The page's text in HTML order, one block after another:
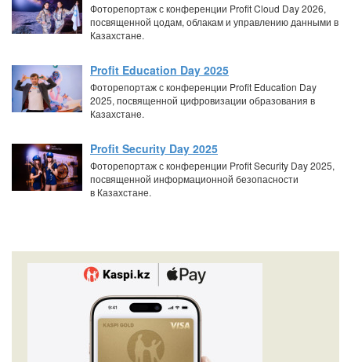
Фоторепортаж с конференции Profit Cloud Day 2026,
посвященной цодам, облакам и управлению данными в
Казахстане.
Profit Education Day 2025
Фоторепортаж с конференции Profit Education Day
2025, посвященной цифровизации образования в
Казахстане.
Profit Security Day 2025
Фоторепортаж с конференции Profit Security Day 2025,
посвященной информационной безопасности
в Казахстане.